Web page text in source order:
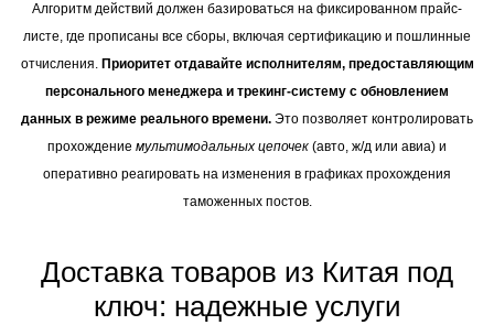
Алгоритм действий должен базироваться на фиксированном прайс-
листе, где прописаны все сборы, включая сертификацию и пошлинные
отчисления. Приоритет отдавайте исполнителям, предоставляющим
персонального менеджера и трекинг-систему с обновлением
данных в режиме реального времени. Это позволяет контролировать
прохождение мультимодальных цепочек (авто, ж/д или авиа) и
оперативно реагировать на изменения в графиках прохождения
таможенных постов.
Доставка товаров из Китая под
ключ: надежные услуги